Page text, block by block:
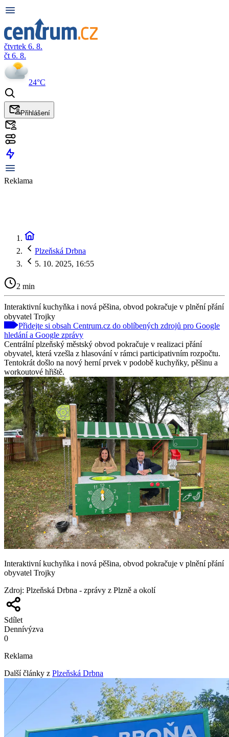
čtvrtek 6. 8.
čt 6. 8.
24°C
Přihlášení
Reklama
Plzeňská Drbna
5. 10. 2025, 16:55
2 min
Interaktivní kuchyňka i nová pěšina, obvod pokračuje v plnění přání
obyvatel Trojky
Přidejte si obsah Centrum.cz do oblíbených zdrojů pro Google
hledání a Google zprávy
Centrální plzeňský městský obvod pokračuje v realizaci přání
obyvatel, která vzešla z hlasování v rámci participativním rozpočtu.
Tentokrát došlo na nový herní prvek v podobě kuchyňky, pěšinu a
workoutové hřiště.
Interaktivní kuchyňka i nová pěšina, obvod pokračuje v plnění přání
obyvatel Trojky
Zdroj: Plzeňská Drbna - zprávy z Plzně a okolí
Sdílet
Dennívýzva
0
Reklama
Další články z Plzeňská Drbna